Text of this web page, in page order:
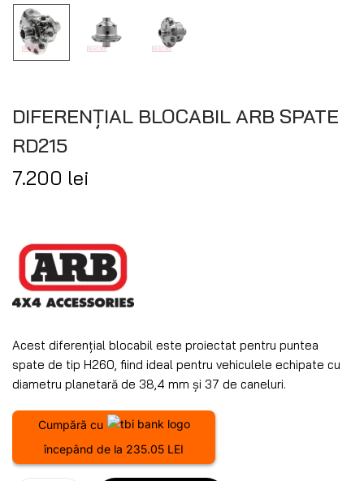
DIFERENȚIAL BLOCABIL ARB SPATE
RD215
7.200 lei
Acest diferențial blocabil este proiectat pentru puntea
spate de tip H260, fiind ideal pentru vehiculele echipate cu
diametru planetară de 38,4 mm și 37 de caneluri.
Cumpără cu
începând de la 235.05 LEI